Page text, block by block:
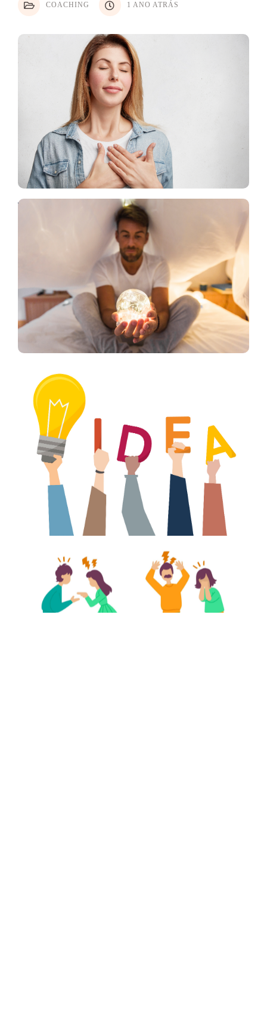
COACHING 1 ANO ATRÁS
Viver de coração aberto
2 ANOS ATRÁS
Pensamento Mágico
COACHING 2 ANOS ATRÁS